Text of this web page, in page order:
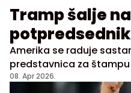
Tramp šalje
Amerika se raduje
predstavnica za štampu
08. Apr 2026.